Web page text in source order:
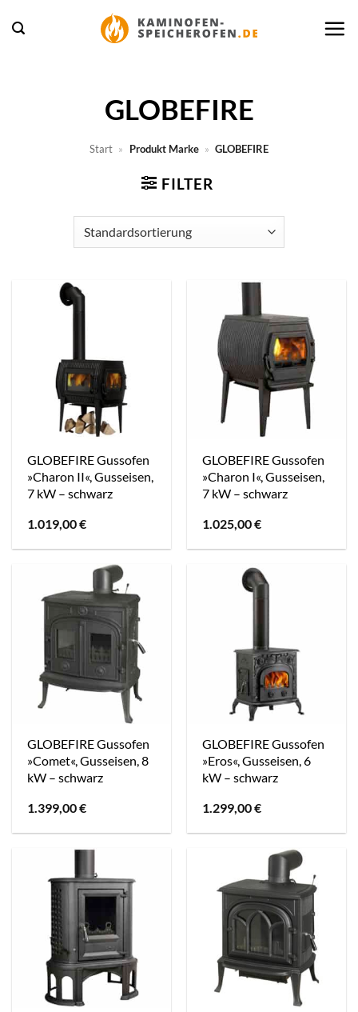
Inhalt
GLOBEFIRE
Start » Produkt Marke » GLOBEFIRE
FILTER
GLOBEFIRE Gussofen
»Charon II«, Gusseisen,
7 kW – schwarz
1.019,00€
GLOBEFIRE Gussofen
»Charon I«, Gusseisen,
7 kW – schwarz
1.025,00€
GLOBEFIRE Gussofen
»Comet«, Gusseisen, 8
kW – schwarz
1.399,00€
GLOBEFIRE Gussofen
»Eros«, Gusseisen, 6
kW – schwarz
1.299,00€